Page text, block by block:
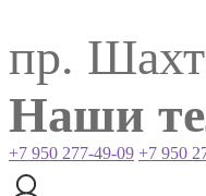
пр.
Наши
+7 950 277-49-09 +7 950